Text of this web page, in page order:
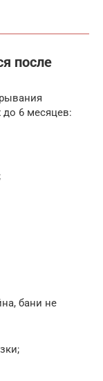
после
до 6 месяцев:
бани не